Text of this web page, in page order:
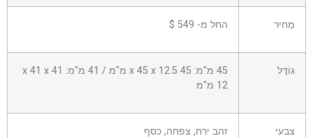
–
תא
מְחִיר החל מ- 549 $
גוֹדֶל
45 מ"מ: 45 x 45 x 12.5 מ"מ / 41 מ"מ: 41 x 41 x
12 מ"מ
צבעי
זהב ירח, צפחה, כסף